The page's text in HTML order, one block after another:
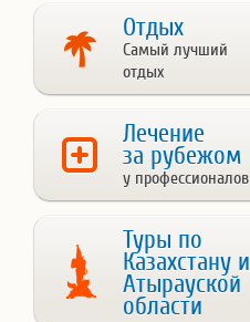
Отдых
Самый лучший
отдых
Лечение
за рубежом
у профессионалов
Туры по
Казахстану и
Атырауской
области